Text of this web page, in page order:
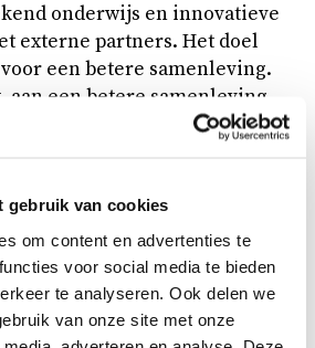
gebruik van cookies
om content en advertenties te
voor social media te bieden
te analyseren. Ook delen we
van onze site met onze
onderwijs en innovatieve
externe partners. Het doel
een betere samenleving.
aan een betere samenleving
een bijdrage aan.
werkt Brink in opdracht van de
waarin Brink de TU Delft
van een toekomstbestendige
Het team Technisch
is verantwoordelijk voor het